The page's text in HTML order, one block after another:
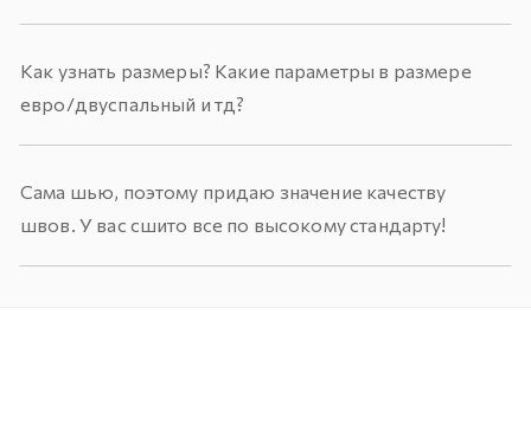
Как узнать размеры? Какие параметры в размере
евро/двуспальный и тд?
Сама шью, поэтому придаю значение качеству
швов. У вас сшито все по высокому стандарту!